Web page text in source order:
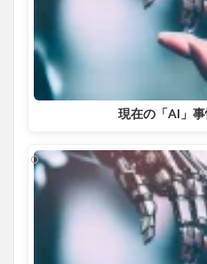
現在の「AI」